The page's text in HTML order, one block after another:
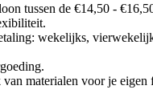
tussen de €14,50 -
wekelijks,
materialen voor je eigen